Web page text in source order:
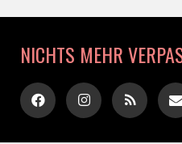
NICHTS MEHR